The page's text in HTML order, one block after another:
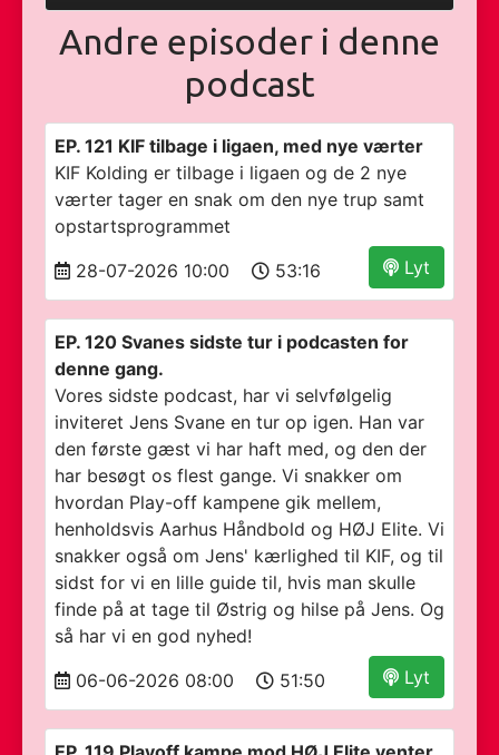
Andre episoder i denne
podcast
EP. 121 KIF tilbage i ligaen, med nye værter
KIF Kolding er tilbage i ligaen og de 2 nye
værter tager en snak om den nye trup samt
opstartsprogrammet
Lyt
28-07-2026 10:00 53:16
EP. 120 Svanes sidste tur i podcasten for
denne gang.
Vores sidste podcast, har vi selvfølgelig
inviteret Jens Svane en tur op igen. Han var
den første gæst vi har haft med, og den der
har besøgt os flest gange. Vi snakker om
hvordan Play-off kampene gik mellem,
henholdsvis Aarhus Håndbold og HØJ Elite. Vi
snakker også om Jens' kærlighed til KIF, og til
sidst for vi en lille guide til, hvis man skulle
finde på at tage til Østrig og hilse på Jens. Og
så har vi en god nyhed!
Lyt
06-06-2026 08:00 51:50